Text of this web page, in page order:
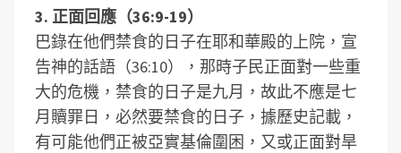
3. 正面回應（36:9-19）
巴錄在他們禁食的日子在耶和華殿的上院，宣
告神的話語（36:10），那時子民正面對一些重
大的危機，禁食的日子是九月，故此不應是七
月贖罪日，必然要禁食的日子，據歷史記載，
有可能他們正被亞實基倫圍困，又或正面對旱